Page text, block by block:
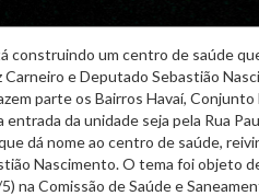
construindo um centro de saúde
Carneiro e Deputado Sebastião
parte os Bairros Havaí,
entrada da unidade seja pela Rua
dá nome ao centro de saúde,
Nascimento. O tema foi objeto
na Comissão de Saúde e